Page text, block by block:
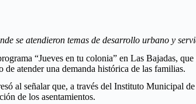
se atendieron temas de desarrollo urbano y
“Jueves en tu colonia” en Las Bajadas,
atender una demanda histórica de las familias.
al señalar que, a través del Instituto Municipal
de los asentamientos.